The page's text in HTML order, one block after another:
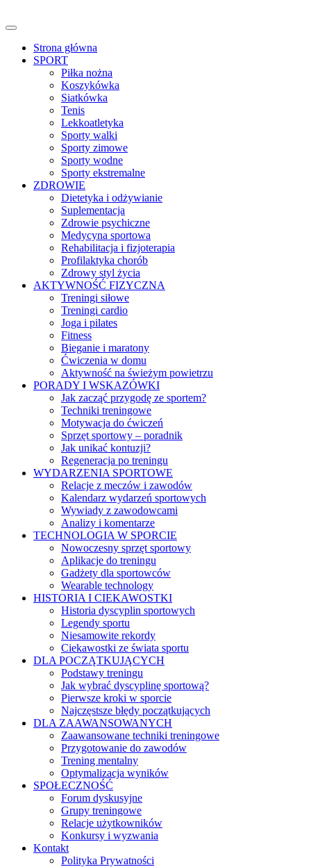
to
Strona główna
SPORT
Piłka nożna
Koszykówka
Siatkówka
Tenis
Lekkoatletyka
Sporty walki
Sporty zimowe
Sporty wodne
Sporty ekstremalne
ZDROWIE
Dietetyka i odżywianie
Suplementacja
Zdrowie psychiczne
Medycyna sportowa
Rehabilitacja i fizjoterapia
Profilaktyka chorób
Zdrowy styl życia
AKTYWNOŚĆ FIZYCZNA
Treningi siłowe
Treningi cardio
Joga i pilates
Fitness
Bieganie i maratony
Ćwiczenia w domu
Aktywność na świeżym powietrzu
PORADY I WSKAZÓWKI
Jak zacząć przygodę ze sportem?
Techniki treningowe
Motywacja do ćwiczeń
Sprzęt sportowy – poradnik
Jak unikać kontuzji?
Regeneracja po treningu
WYDARZENIA SPORTOWE
Relacje z meczów i zawodów
Kalendarz wydarzeń sportowych
Wywiady z zawodowcami
Analizy i komentarze
TECHNOLOGIA W SPORCIE
Nowoczesny sprzęt sportowy
Aplikacje do treningu
Gadżety dla sportowców
Wearable technology
HISTORIA I CIEKAWOSTKI
Historia dyscyplin sportowych
Legendy sportu
Niesamowite rekordy
Ciekawostki ze świata sportu
DLA POCZĄTKUJĄCYCH
Podstawy treningu
Jak wybrać dyscyplinę sportową?
Pierwsze kroki w sporcie
Najczęstsze błędy początkujących
DLA ZAAWANSOWANYCH
Zaawansowane techniki treningowe
Przygotowanie do zawodów
Trening mentalny
Optymalizacja wyników
SPOŁECZNOŚĆ
Forum dyskusyjne
Grupy treningowe
Relacje użytkowników
Konkursy i wyzwania
Kontakt
Polityka Prywatności